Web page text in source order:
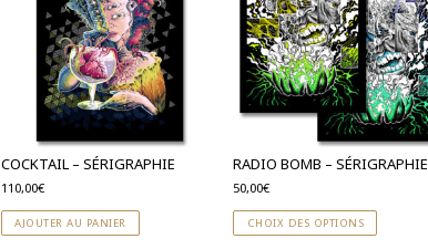
COCKTAIL – SÉRIGRAPHIE
110,00€
AJOUTER AU PANIER
RADIO BOMB – SÉRIGRAPHIE
50,00€
CHOIX DES OPTIONS